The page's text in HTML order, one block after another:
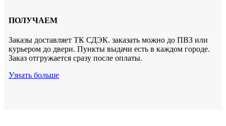
ПОЛУЧАЕМ
Заказы доставляет ТК СДЭК. заказать можно до ПВЗ или
курьером до двери. Пункты выдачи есть в каждом городе.
Заказ отгружается сразу после оплаты.
Узнать больше